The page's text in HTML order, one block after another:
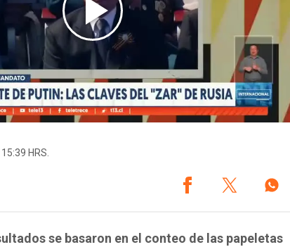
HRS.
se basaron en el conteo de las papeletas